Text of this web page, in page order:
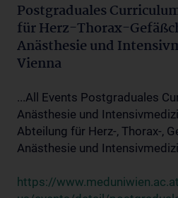
Postgraduales
für Herz-Thorax-
Anästhesie und
Vienna
...All Events Postgraduales
Anästhesie und
Abteilung für Herz-, Thorax-,
Anästhesie und
https://